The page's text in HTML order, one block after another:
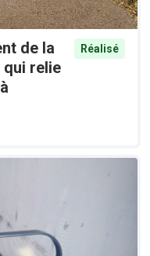
de la
qui relie
Réalisé